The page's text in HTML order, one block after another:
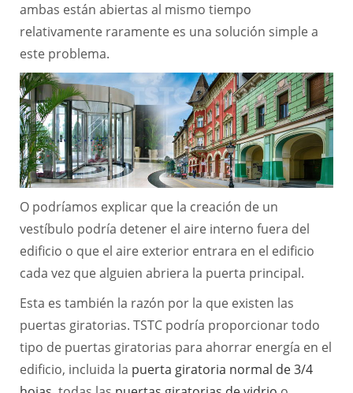
ambas están abiertas al mismo tiempo
relativamente raramente es una solución simple a
este problema.
O podríamos explicar que la creación de un
vestíbulo podría detener el aire interno fuera del
edificio o que el aire exterior entrara en el edificio
cada vez que alguien abriera la puerta principal.
Esta es también la razón por la que existen las
puertas giratorias. TSTC podría proporcionar todo
tipo de puertas giratorias para ahorrar energía en el
edificio, incluida la puerta giratoria normal de 3/4